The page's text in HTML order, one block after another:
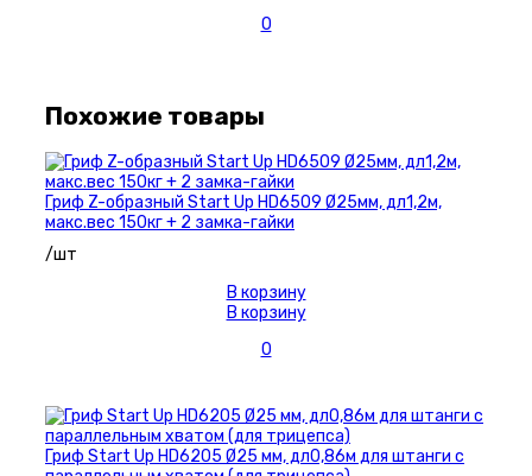
0
Похожие товары
Гриф Z-образный Start Up HD6509 Ø25мм, дл1,2м,
макс.вес 150кг + 2 замка-гайки
/шт
В корзину
В корзину
0
Гриф Start Up HD6205 Ø25 мм, дл0,86м для штанги с